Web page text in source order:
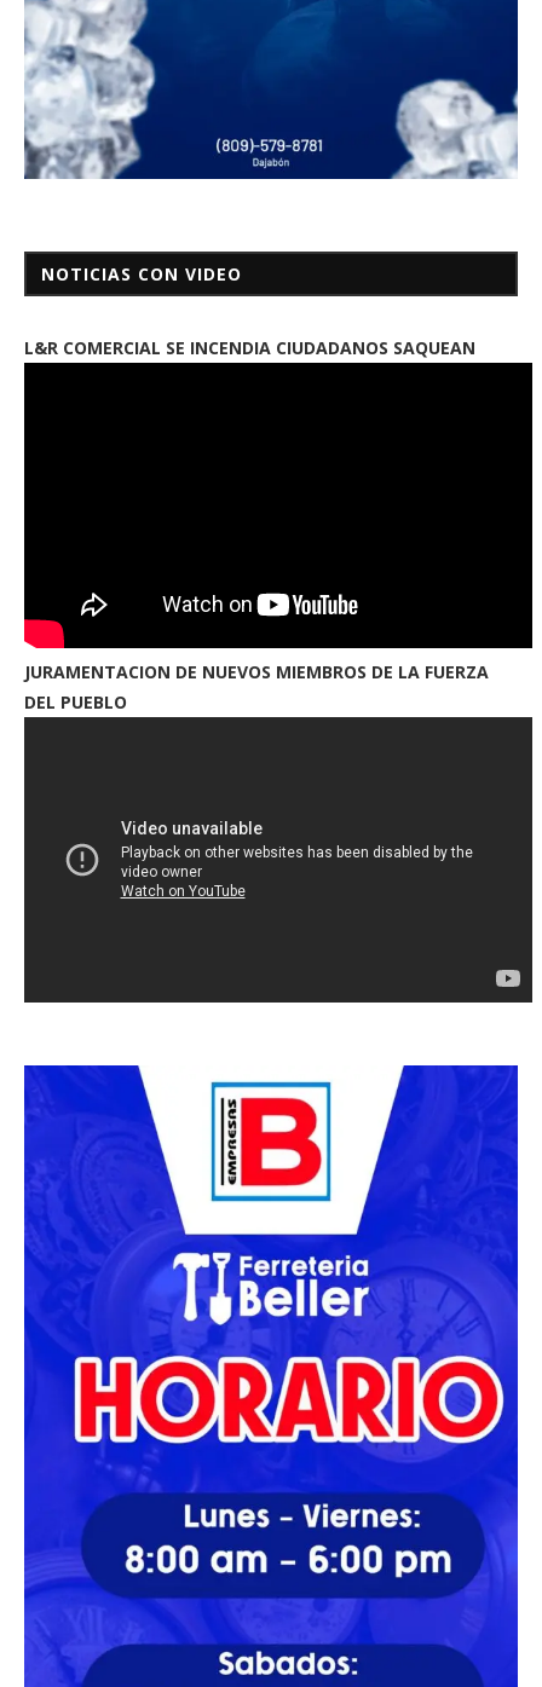
NOTICIAS CON VIDEO
L&R COMERCIAL SE INCENDIA CIUDADANOS SAQUEAN
JURAMENTACION DE NUEVOS MIEMBROS DE LA FUERZA
DEL PUEBLO